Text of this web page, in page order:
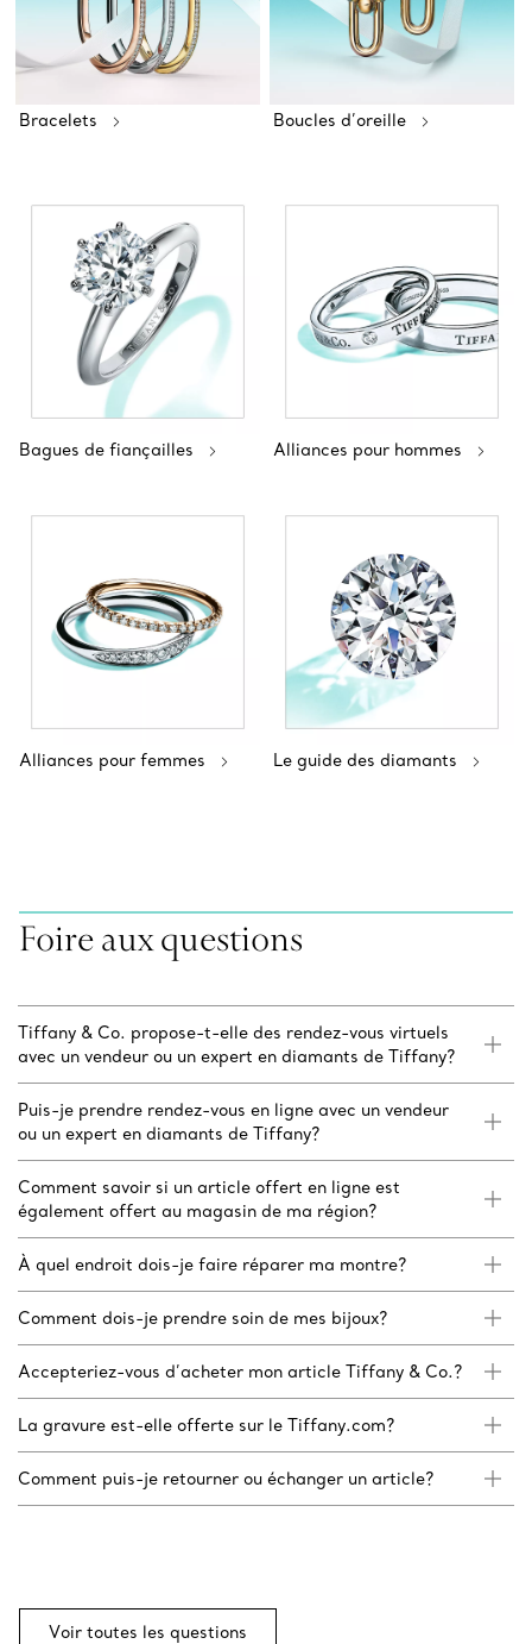
Bracelets Boucles d’oreille
Bagues de fiançailles Alliances pour hommes
Alliances pour femmes Le guide des diamants
Foire aux questions
Tiffany & Co. propose-t-elle des rendez-vous virtuels
avec un vendeur ou un expert en diamants de Tiffany?
Puis-je prendre rendez-vous en ligne avec un vendeur
ou un expert en diamants de Tiffany?
Comment savoir si un article offert en ligne est
également offert au magasin de ma région?
À quel endroit dois-je faire réparer ma montre?
Comment dois-je prendre soin de mes bijoux?
Accepteriez-vous d’acheter mon article Tiffany & Co.?
La gravure est-elle offerte sur le Tiffany.com?
Comment puis-je retourner ou échanger un article?
Voir toutes les questions